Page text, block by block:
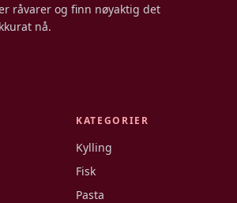
råvarer og finn nøyaktig det
nå.
KATEGORIER
Kylling
Fisk
Pasta